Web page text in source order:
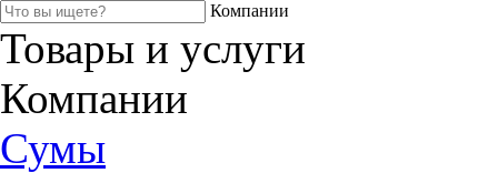
Компании
Товары и услуги
Компании
Сумы